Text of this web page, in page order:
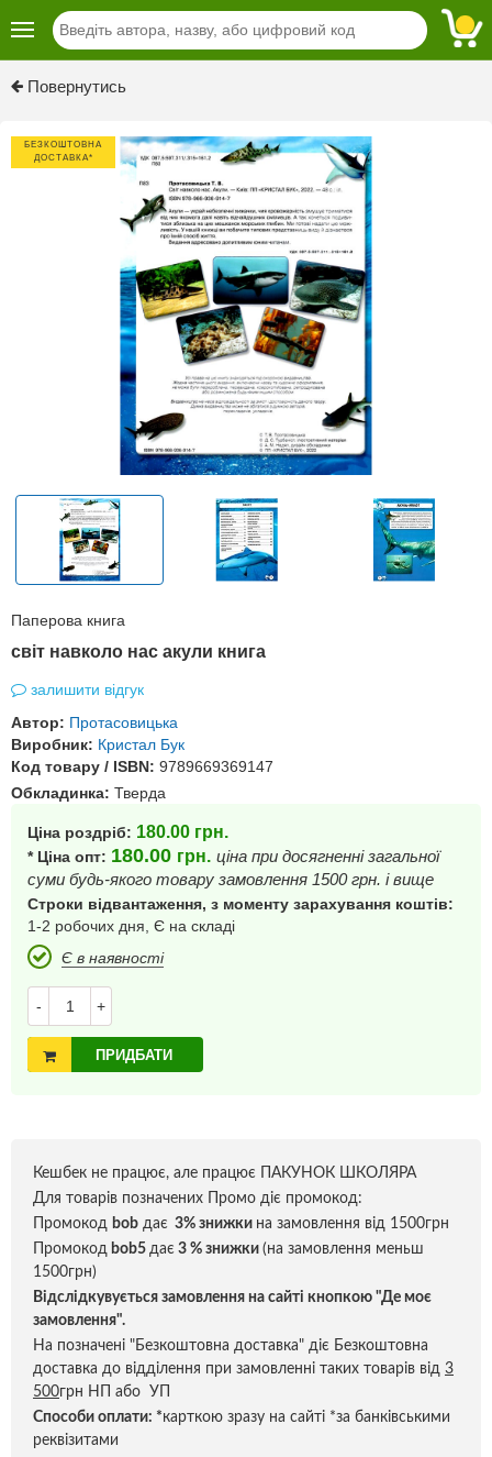
Повернутись
БЕЗКОШТОВНА
ДОСТАВКА*
Паперова книга
світ навколо нас акули книга
залишити відгук
Автор: Протасовицька
Виробник: Кристал Бук
Код товару / ISBN: 9789669369147
Обкладинка: Тверда
Ціна роздріб: 180.00 грн.
* Ціна опт: 180.00 грн. ціна при досягненні загальної
суми будь-якого товару замовлення 1500 грн. і вище
Строки відвантаження, з моменту зарахування коштів:
1-2 робочих дня, Є на складі
Є в наявності
- +
ПРИДБАТИ
Кешбек не працює, але працює ПАКУНОК ШКОЛЯРА
Для товарів позначених Промо діє промокод:
Промокод bob дає 3% знижки на замовлення від 1500грн
Промокод bob5 дає 3 % знижки (на замовлення меньш
1500грн)
Відслідкувується замовлення на сайті кнопкою "Де моє
замовлення".
На позначені "Безкоштовна доставка" діє Безкоштовна
доставка до відділення при замовленні таких товарів від 3
500грн НП або УП
Способи оплати: *карткою зразу на сайті *за банківськими
реквізитами